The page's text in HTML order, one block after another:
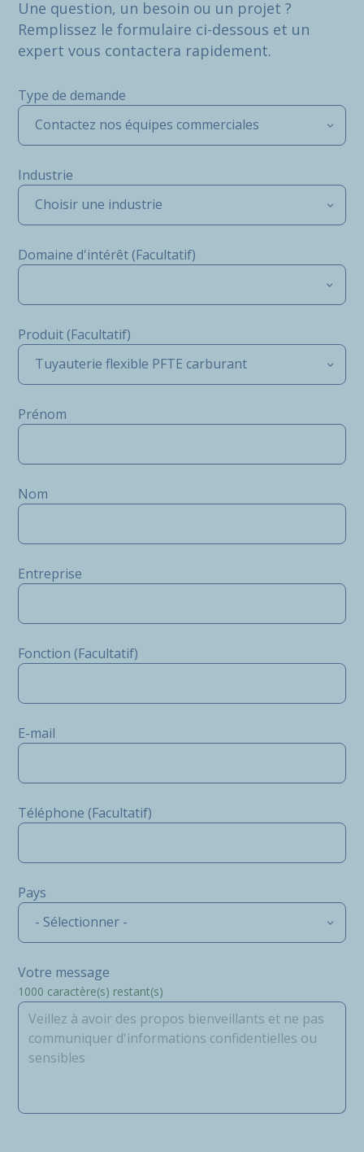
Une question, un besoin ou un projet ?
Remplissez le formulaire ci-dessous et un
expert vous contactera rapidement.
Type de demande
Contactez nos équipes commerciales
Industrie
Choisir une industrie
Domaine d'intérêt (Facultatif)
Produit (Facultatif)
Tuyauterie flexible PFTE carburant
Prénom
Nom
Entreprise
Fonction (Facultatif)
E-mail
Téléphone (Facultatif)
Pays
- Sélectionner -
Votre message
1000 caractère(s) restant(s)